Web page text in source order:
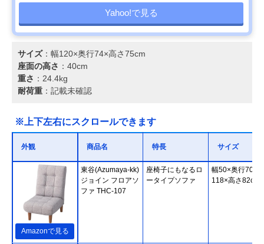
Yahoo!で見る
サイズ：幅120×奥行74×高さ75cm
座面の高さ ：40cm
重さ ：24.4kg
耐荷重 ：記載未確認
※上下左右にスクロールできます
外観 商品名 特長 サイズ
Amazonで見る
東谷(Azumaya-kk)
ジョイン フロアソ
ファ THC-107
座椅子にもなるロ
ータイプソファ
幅50×奥行70～
118×高さ82cm